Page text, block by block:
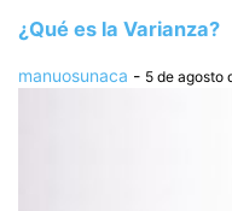
¿Qué es la Varianza?
manuosunaca - 5 de agosto